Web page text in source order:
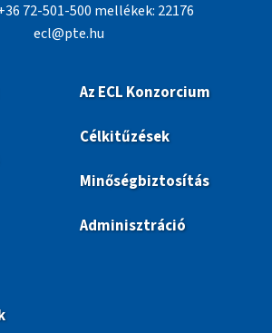
72-501-500 mellékek: 22176
ecl@pte.hu
Az ECL Konzorcium
Célkitűzések
Minőségbiztosítás
Adminisztráció